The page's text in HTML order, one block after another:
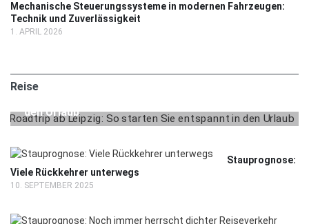
Mechanische Steuerungssysteme in modernen Fahrzeugen:
Technik und Zuverlässigkeit
1. APRIL 2026
Reise
REISE 2. MAI 2025
den Urlaub
Stauprognose:
Viele Rückkehrer unterwegs
10. SEPTEMBER 2025